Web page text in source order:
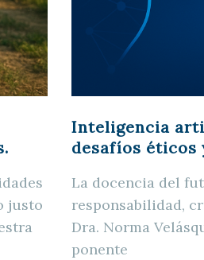
justo
Inteligencia
desafíos éticos
La docencia del
responsabilidad,
Dra. Norma
ponente